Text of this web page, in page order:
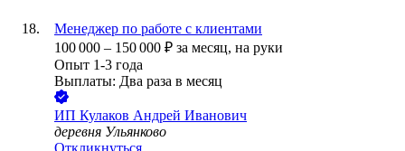
Менеджер по работе с клиентами
100 000 – 150 000 ₽ за месяц, на руки
Опыт 1-3 года
Выплаты: Два раза в месяц
ИП Кулаков Андрей Иванович
деревня Ульянково